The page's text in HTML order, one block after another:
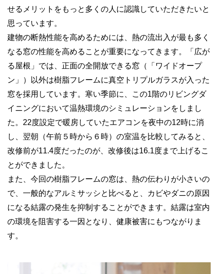
せるメリットをもっと多くの人に認識していただきたいと
思っています。
建物の断熱性能を高めるためには、熱の流出入が最も多く
なる窓の性能を高めることが重要になってきます。「広が
る屋根」では、正面の全開放できる窓（「ワイドオープ
ン」）以外は樹脂フレームに真空トリプルガラスが入った
窓を採用しています。寒い季節に、この1階のリビングダ
イニングにおいて温熱環境のシミュレーションをしまし
た。22度設定で暖房していたエアコンを夜中の12時に消
し、翌朝（午前５時から６時）の室温を比較してみると、
改修前が11.4度だったのが、改修後は16.1度まで上げるこ
とができました。
また、今回の樹脂フレームの窓は、熱の伝わりが小さいの
で、一般的なアルミサッシと比べると、カビやダニの原因
になる結露の発生を抑制することができます。結露は室内
の環境を阻害する一因となり、健康被害にもつながりま
す。